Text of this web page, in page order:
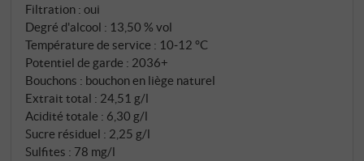
d'Arles à Tufo, où des sols marno-sableux à forte
teneur en argile et de précieuses formations
calcaires, à 400 mètres d'altitude, créent des
conditions idéales. Le Fiano est sélectionné parmi les
meilleurs emplacements du vignoble Exultet à Lapio :
ici, à 600 mètres d'altitude, des couches poreuses de
lapilli traversent le sous-sol argileux et garantissent
un approvisionnement constant en eau aux vignes.
Filtration : oui
Degré d'alcool : 13,50 % vol
Température de service : 10‑12 °C
Potentiel de garde : 2036+
Bouchons : bouchon en liège naturel
Extrait total : 24,51 g/l
Acidité totale : 6,30 g/l
Sucre résiduel : 2,25 g/l
Sulfites : 78 mg/l